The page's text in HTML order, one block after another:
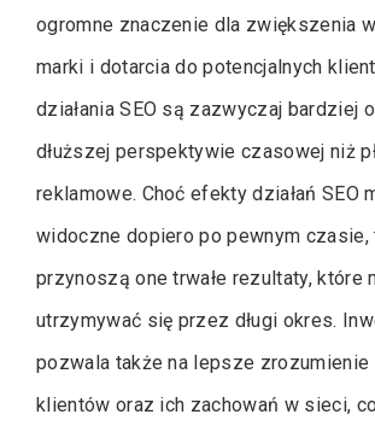
ogromne znaczenie dla zwiększenia
marki i dotarcia do potencjalnych
działania SEO są zazwyczaj bardziej
dłuższej perspektywie czasowej niż
reklamowe. Choć efekty działań SEO
widoczne dopiero po pewnym czasie,
przynoszą one trwałe rezultaty, które
utrzymywać się przez długi okres.
pozwala także na lepsze zrozumienie
klientów oraz ich zachowań w sieci,